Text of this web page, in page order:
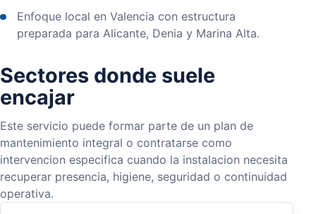
Enfoque local en Valencia con estructura
preparada para Alicante, Denia y Marina Alta.
Sectores donde suele
encajar
Este servicio puede formar parte de un plan de
mantenimiento integral o contratarse como
intervencion especifica cuando la instalacion necesita
recuperar presencia, higiene, seguridad o continuidad
operativa.